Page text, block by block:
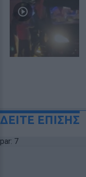
ΔΕΙΤΕ ΕΠΙΣΗΣ
par: 7